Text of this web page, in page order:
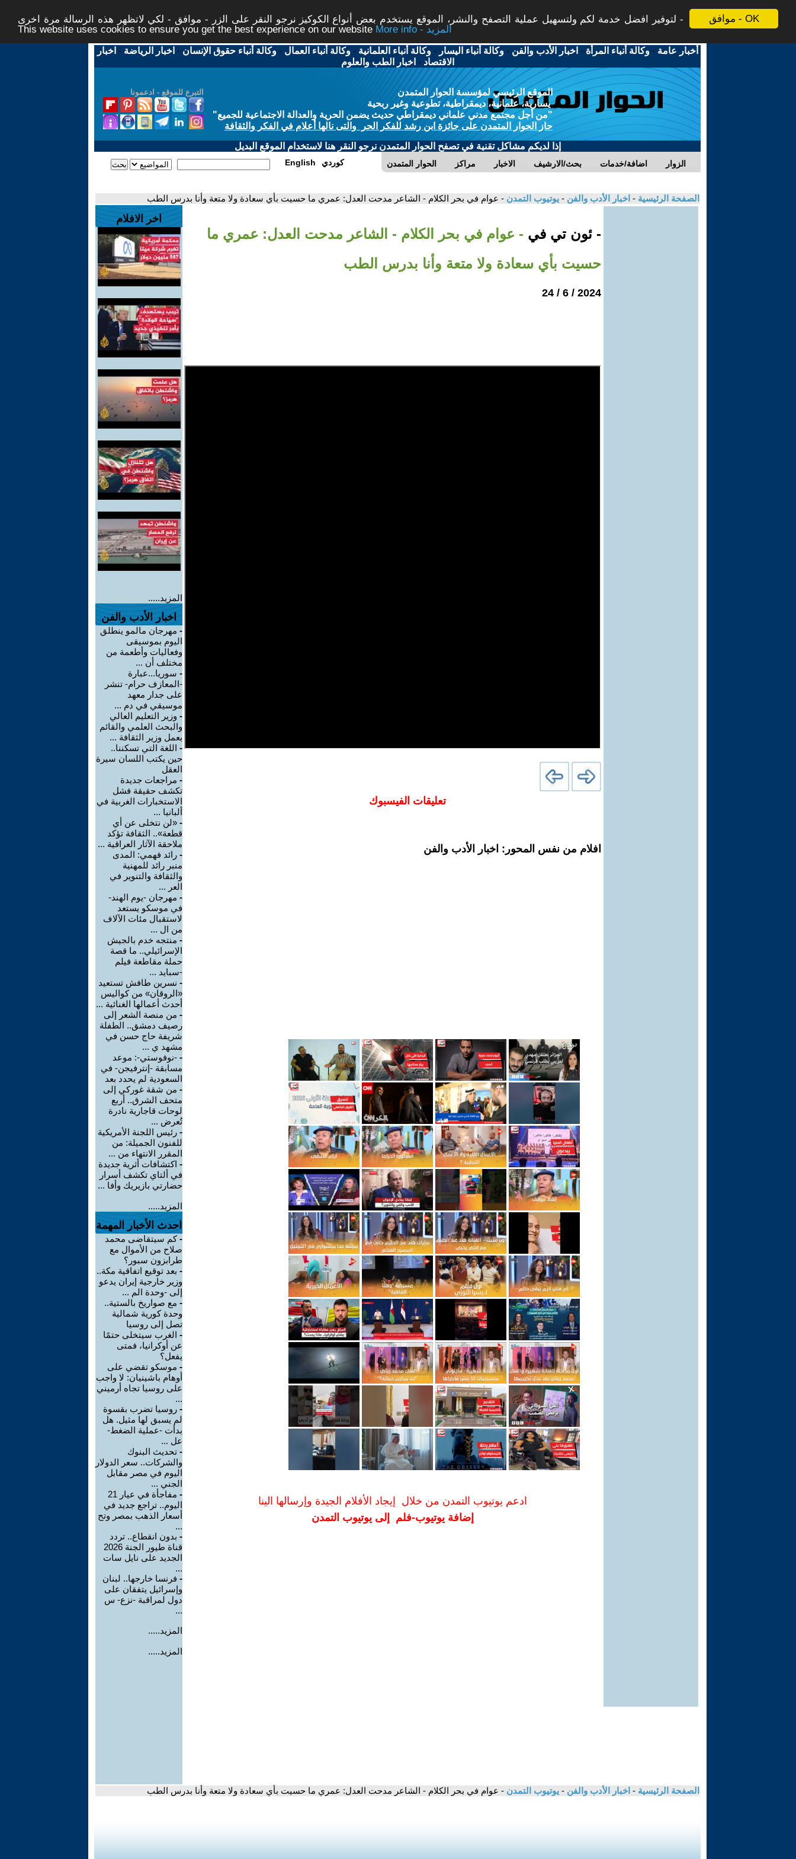
موافق - OK
لتوفير افضل خدمة لكم ولتسهيل عملية التصفح والنشر، الموقع يستخدم بعض أنواع الكوكيز نرجو النقر على الزر - موافق - لكي لاتظهر هذه الرسالة مرة اخرى -
This website uses cookies to ensure you get the best experience on our website
More info - المزيد
أخبار عامة -وكالة أنباء المرأة - اخبار الأدب والفن -وكالة أنباء اليسار -وكالة أنباء العلمانية -وكالة أنباء العمال -وكالة أنباء حقوق الإنسان - اخبار الرياضة - اخبار
الاقتصاد - اخبار الطب والعلوم
التبرع للموقع - ادعمونا
الموقع الرئيسي لمؤسسة الحوار المتمدن
يسارية، علمانية، ديمقراطية، تطوعية وغير ربحية
"من أجل مجتمع مدني علماني ديمقراطي حديث يضمن الحرية والعدالة الاجتماعية للجميع"
حاز الحوار المتمدن على جائزة ابن رشد للفكر الحر والتى نالها أعلام في الفكر والثقافة
إذا لديكم مشاكل تقنية في تصفح الحوار المتمدن نرجو النقر هنا لاستخدام الموقع البديل
الحوار المتمدن مراكز الاخبار بحث/الارشيف اضافة/خدمات الزوار English كوردي
الصفحة الرئيسية - اخبار الأدب والفن - يوتيوب التمدن - عوام في بحر الكلام - الشاعر مدحت العدل: عمري ما حسيت بأي سعادة ولا متعة وأنا بدرس الطب
- ئون تي في - عوام في بحر الكلام - الشاعر مدحت العدل: عمري ما
حسيت بأي سعادة ولا متعة وأنا بدرس الطب
2024 / 6 / 24
تعليقات الفيسبوك
افلام من نفس المحور: اخبار الأدب والفن
ادعم يوتيوب التمدن من خلال إيجاد الأفلام الجيدة وإرسالها الينا
إضافة يوتيوب-فلم إلى يوتيوب التمدن
اخر الافلام
المزيد.....
اخبار الأدب والفن
- مهرجان مالمو ينطلق
اليوم بموسيقى
وفعاليات وأطعمة من
مختلف أن ...
- سوريا...عبارة
-المعازف حرام- تنشر
على جدار معهد
موسيقي في دم ...
- وزير التعليم العالي
والبحث العلمي والقائم
بعمل وزير الثقافة ...
- اللغة التي تسكننا..
حين يكتب اللسان سيرة
العقل
- مراجعات جديدة
تكشف حقيقة فشل
الاستخبارات الغربية في
ألبانيا ...
- «لن نتخلى عن أي
قطعة».. الثقافة تؤكد
ملاحقة الآثار العراقية ...
- رائد فهمي: المدى
منبر رائد للمهنية
والثقافة والتنوير في
العر ...
- مهرجان -يوم الهند-
في موسكو يستعد
لاستقبال مئات الآلاف
من ال ...
- منتجه خدم بالجيش
الإسرائيلي.. ما قصة
حملة مقاطعة فيلم
-سبايد ...
- نسرين طافش تستعيد
«الروقان» من كواليس
أحدث أعمالها الغنائية ...
- من منصة الشعر إلى
رصيف دمشق.. الطفلة
شريفة حاج حسن في
مشهد ي ...
- -نوفوستي-: موعد
مسابقة -إنترفيجن- في
السعودية لم يحدد بعد
- من شقة غوركي إلى
متحف الشرق.. أربع
لوحات قاجارية نادرة
تُعرض ...
- رئيس اللجنة الأمريكية
للفنون الجميلة: من
المقرر الانتهاء من ...
- اكتشافات أثرية جديدة
في ألتاي تكشف أسرار
حضارتي بازيريك وأفا ...
المزيد.....
احدث الأخبار المهمة
-كم سيتقاضى محمد
صلاح من الأموال مع
طرابزون سبور؟
- بعد توقيع اتفاقية مكة..
وزير خارجية إيران يدعو
إلى -وحدة الم ...
- مع صواريخ بالستية..
وحدة كورية شمالية
تصل إلى روسيا
- الغرب سيتخلى حتمًا
عن أوكرانيا، فمتى
يفعل؟
- موسكو تقضي على
أوهام باشينيان: لا واجب
على روسيا تجاه أرميني
...
- روسيا تضرب بقسوة
لم يسبق لها مثيل. هل
بدأت -عملية الضغط-
عل ...
- تحديث البنوك
والشركات.. سعر الدولار
اليوم في مصر مقابل
الجني ...
-
مفاجأة في عيار 21
اليوم.. تراجع جديد في
أسعار الذهب بمصر وتح
...
- بدون انقطاع.. تردد
قناة طيور الجنة 2026
الجديد على نايل سات
...
- فرنسا خارجها.. لبنان
وإسرائيل يتفقان على
دول لمراقبة -نزع- س
...
المزيد.....
المزيد.....
الصفحة الرئيسية - اخبار الأدب والفن - يوتيوب التمدن - عوام في بحر الكلام - الشاعر مدحت العدل: عمري ما حسيت بأي سعادة ولا متعة وأنا بدرس الطب